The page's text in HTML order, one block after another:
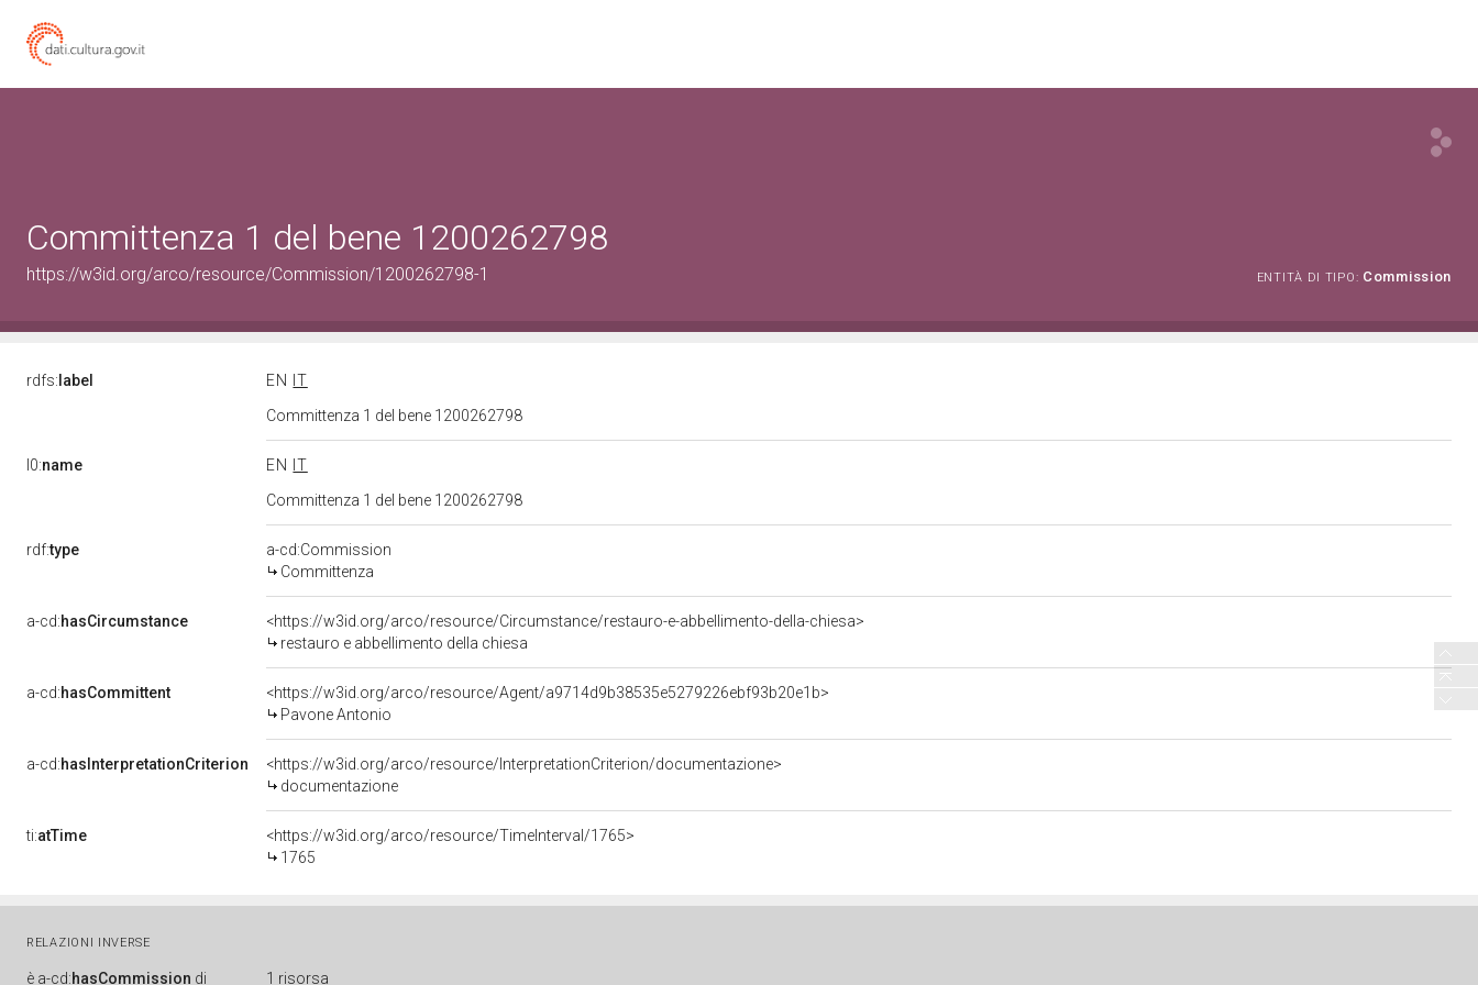
Committenza 1 del bene 1200262798
https://w3id.org/arco/resource/Commission/1200262798-1 ENTITÀ DI TIPO: Commission
rdfs: label EN
IT
Committenza 1 del bene 1200262798
l0:name EN
IT
Committenza 1 del bene 1200262798
rdf:type
a-cd:Commission
Committenza
a-cd:hasCircumstance
<https://w3id.org/arco/resource/Circumstance/restauro-e-abbellimento-della-chiesa>
restauro e abbellimento della chiesa
a-cd:hasCommittent
<https://w3id.org/arco/resource/Agent/a9714d9b38535e5279226ebf93b20e1b>
Pavone Antonio
a-cd:hasInterpretationCriterion
<https://w3id.org/arco/resource/InterpretationCriterion/documentazione>
documentazione
ti:atTime
<https://w3id.org/arco/resource/TimeInterval/1765>
1765
RELAZIONI INVERSE
è a-cd:hasCommission di 1 risorsa